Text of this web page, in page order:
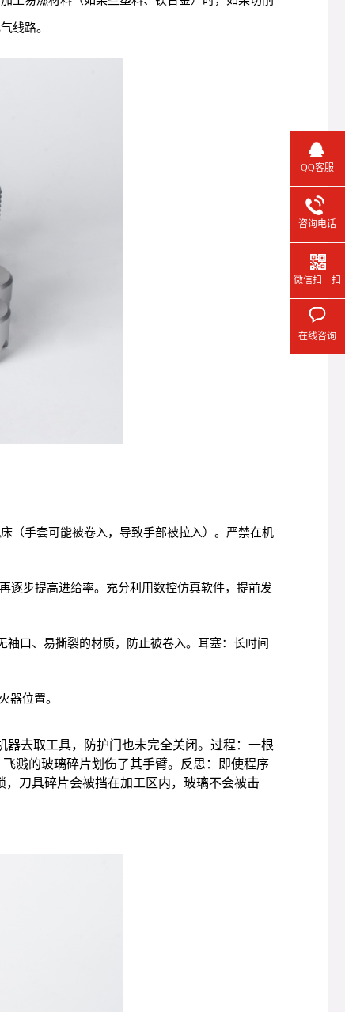
线路。
（手套可能被卷入，导致手部被拉入）。严禁在机
逐步提高进给率。充分利用数控仿真软件，提前发
口、易撕裂的材质，防止被卷入。耳塞：长时间
器位置。
去取工具，防护门也未完全关闭。过程：一根
溅的玻璃碎片划伤了其手臂。反思：即使程序
刀具碎片会被挡在加工区内，玻璃不会被击
QQ客服
咨询电话
微信扫一扫
在线咨询